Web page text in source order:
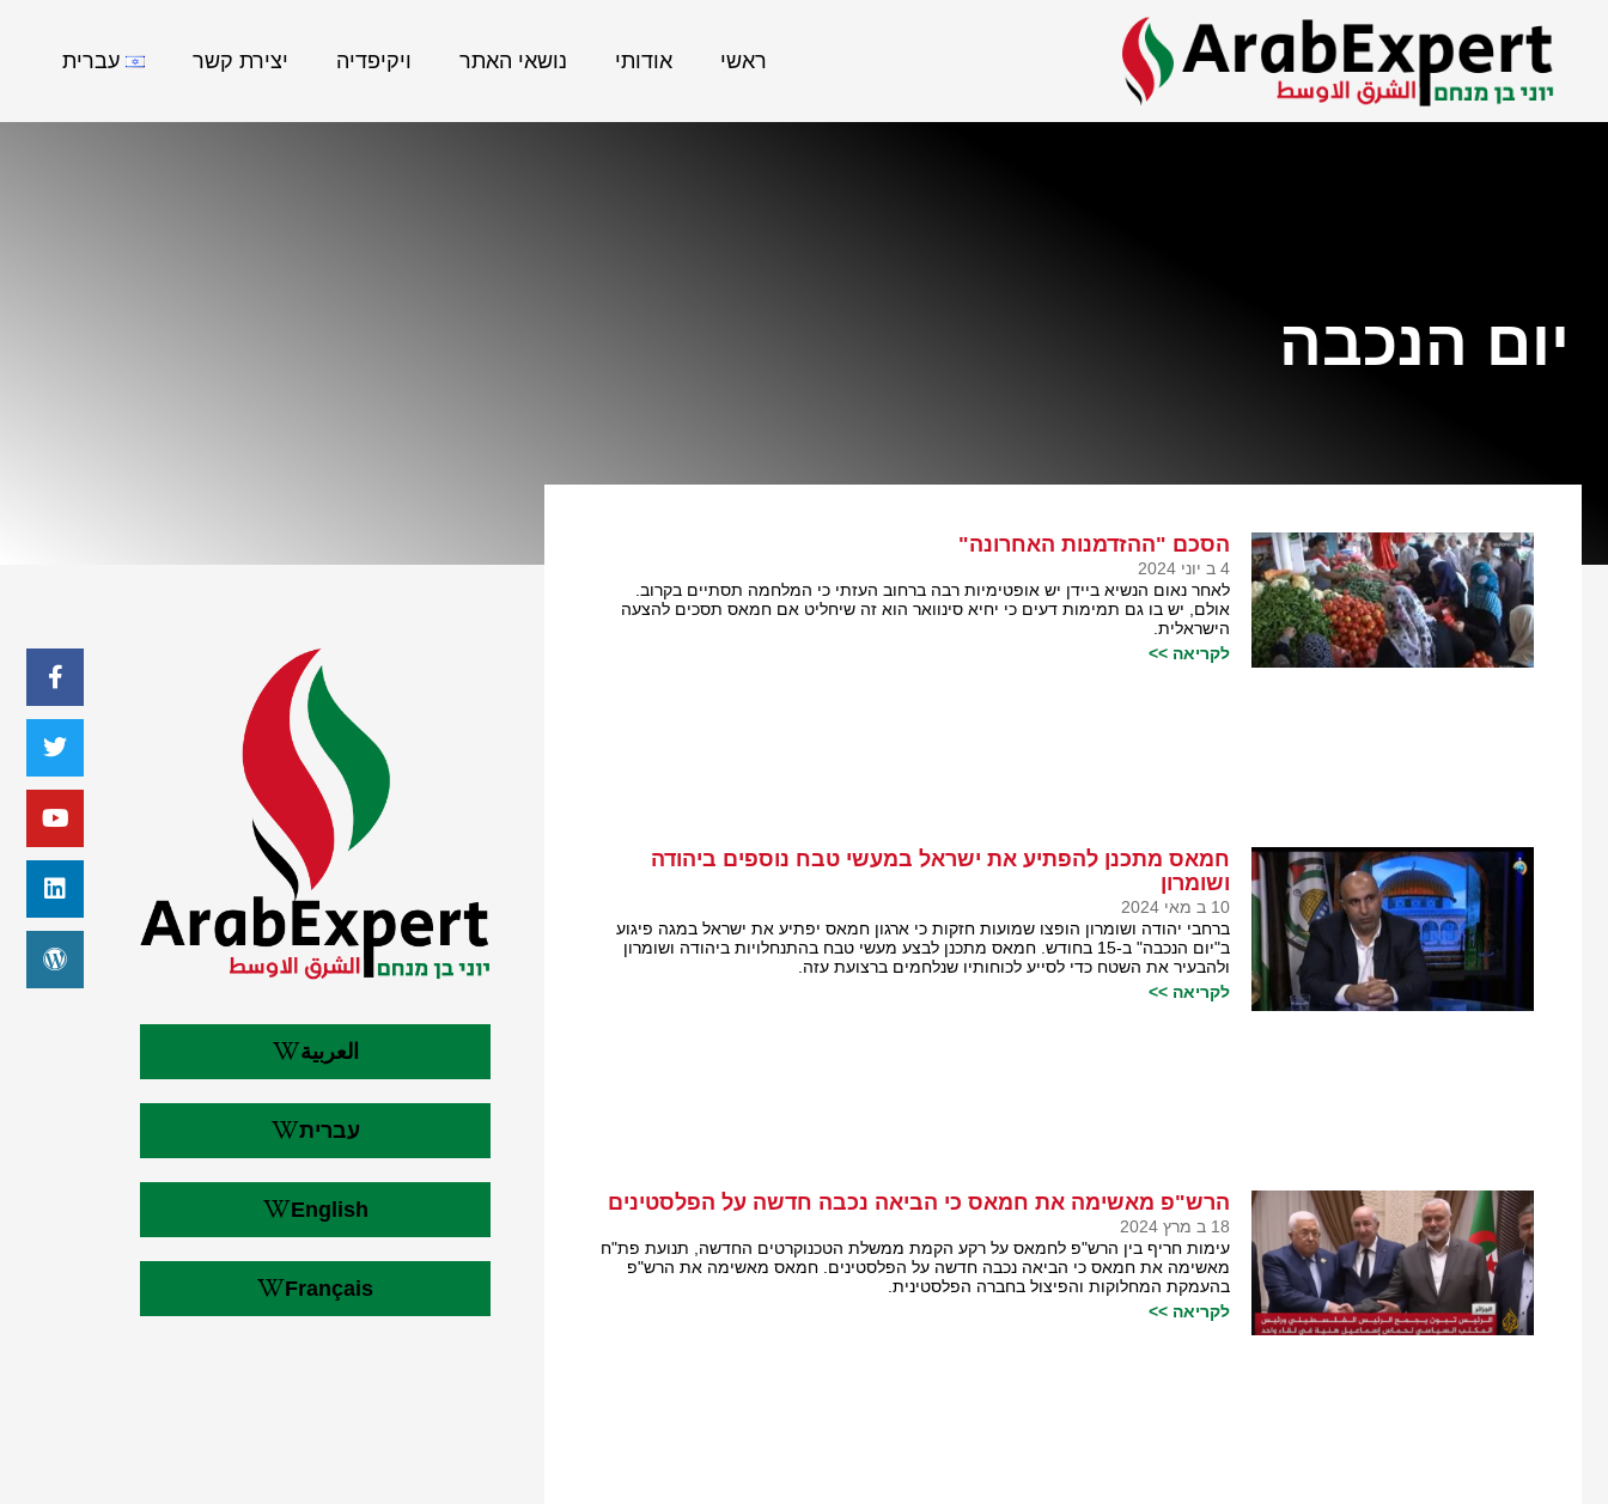
ראשי אודותי נושאי האתר ויקיפדיה יצירת קשר עברית
יום הנכבה
הסכם "ההזדמנות האחרונה"
4 ב יוני 2024
לאחר נאום הנשיא ביידן יש אופטימיות רבה ברחוב העזתי כי המלחמה תסתיים בקרוב.
אולם, יש בו גם תמימות דעים כי יחיא סינוואר הוא זה שיחליט אם חמאס תסכים להצעה
הישראלית.
לקריאה >>
חמאס מתכנן להפתיע את ישראל במעשי טבח נוספים ביהודה
ושומרון
10 ב מאי 2024
ברחבי יהודה ושומרון הופצו שמועות חזקות כי ארגון חמאס יפתיע את ישראל במגה פיגוע
ב"יום הנכבה" ב-15 בחודש. חמאס מתכנן לבצע מעשי טבח בהתנחלויות ביהודה ושומרון
ולהבעיר את השטח כדי לסייע לכוחותיו שנלחמים ברצועת עזה.
לקריאה >>
הרש"פ מאשימה את חמאס כי הביאה נכבה חדשה על הפלסטינים
18 ב מרץ 2024
עימות חריף בין הרש"פ לחמאס על רקע הקמת ממשלת הטכנוקרטים החדשה, תנועת פת"ח
מאשימה את חמאס כי הביאה נכבה חדשה על הפלסטינים. חמאס מאשימה את הרש"פ
בהעמקת המחלוקות והפיצול בחברה הפלסטינית.
לקריאה >>
العربية
עברית
English
Français